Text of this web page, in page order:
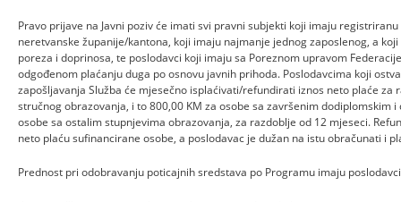
Pravo prijave na Javni poziv će imati svi pravni subjekti koji imaju
neretvanske županije/kantona, koji imaju najmanje jednog zaposlenog, a
poreza i doprinosa, te poslodavci koji imaju sa Poreznom upravom
odgođenom plaćanju duga po osnovu javnih prihoda. Poslodavcima koji
zapošljavanja Služba će mjesečno isplaćivati/refundirati iznos neto plaće za
stručnog obrazovanja, i to 800,00 KM za osobe sa završenim dodiplomskim
osobe sa ostalim stupnjevima obrazovanja, za razdoblje od 12 mjeseci.
neto plaću sufinancirane osobe, a poslodavac je dužan na istu obračunati i
Prednost pri odobravanju poticajnih sredstava po Programu imaju